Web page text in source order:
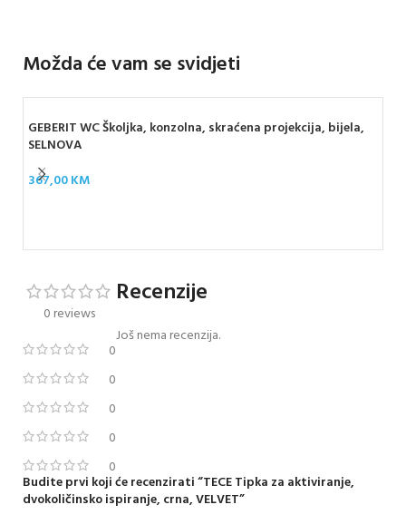
Možda će vam se svidjeti
GEBERIT WC Školjka, konzolna, skraćena projekcija, bijela,
SELNOVA
367,00KM
0 reviews
0
0
0
0
0
Recenzije
Još nema recenzija.
Budite prvi koji će recenzirati “TECE Tipka za aktiviranje,
dvokoličinsko ispiranje, crna, VELVET”